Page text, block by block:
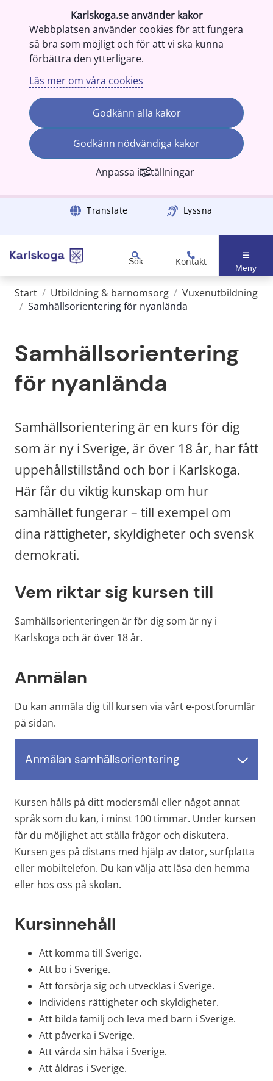
Karlskoga.se använder kakor
Webbplatsen använder cookies för att fungera
så bra som möjligt och för att vi ska kunna
förbättra den ytterligare.
Läs mer om våra cookies
Godkänn alla kakor
Godkänn nödvändiga kakor
Anpassa inställningar
Gå till innehåll Translate Lyssna
Sök Kontakt
Meny
Start / Utbildning & barnomsorg / Vuxenutbildning
/ Samhällsorientering för nyanlända
Samhällsorientering
för nyanlända
Samhällsorientering är en kurs för dig
som är ny i Sverige, är över 18 år, har fått
uppehållstillstånd och bor i Karlskoga.
Här får du viktig kunskap om hur
samhället fungerar – till exempel om
dina rättigheter, skyldigheter och svensk
demokrati.
Vem riktar sig kursen till
Samhällsorienteringen är för dig som är ny i
Karlskoga och är över 18 år.
Anmälan
Du kan anmäla dig till kursen via vårt e-postforumlär
på sidan.
Anmälan samhällsorientering
Kursen hålls på ditt modersmål eller något annat
språk som du kan, i minst 100 timmar. Under kursen
får du möjlighet att ställa frågor och diskutera.
Kursen ges på distans med hjälp av dator, surfplatta
eller mobiltelefon. Du kan välja att läsa den hemma
eller hos oss på skolan.
Kursinnehåll
Att komma till Sverige.
Att bo i Sverige.
Att försörja sig och utvecklas i Sverige.
Individens rättigheter och skyldigheter.
Att bilda familj och leva med barn i Sverige.
Att påverka i Sverige.
Att vårda sin hälsa i Sverige.
Att åldras i Sverige.